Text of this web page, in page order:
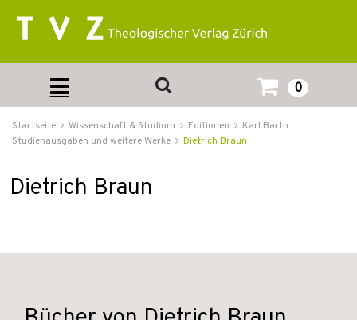
0
Startseite Wissenschaft & Studium Editionen
Karl Barth
Studienausgaben und weitere Werke
Dietrich Braun
Dietrich Braun